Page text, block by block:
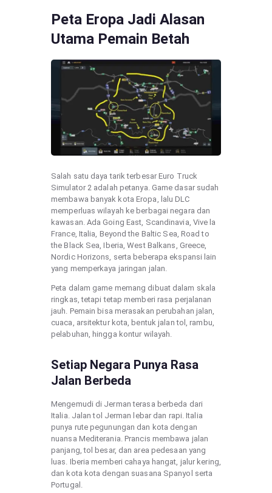
Peta Eropa Jadi Alasan
Utama Pemain Betah
Salah satu daya tarik terbesar Euro Truck
Simulator 2 adalah petanya. Game dasar sudah
membawa banyak kota Eropa, lalu DLC
memperluas wilayah ke berbagai negara dan
kawasan. Ada Going East, Scandinavia, Vive la
France, Italia, Beyond the Baltic Sea, Road to
the Black Sea, Iberia, West Balkans, Greece,
Nordic Horizons, serta beberapa ekspansi lain
yang memperkaya jaringan jalan.
Peta dalam game memang dibuat dalam skala
ringkas, tetapi tetap memberi rasa perjalanan
jauh. Pemain bisa merasakan perubahan jalan,
cuaca, arsitektur kota, bentuk jalan tol, rambu,
pelabuhan, hingga kontur wilayah.
Setiap Negara Punya Rasa
Jalan Berbeda
Mengemudi di Jerman terasa berbeda dari
Italia. Jalan tol Jerman lebar dan rapi. Italia
punya rute pegunungan dan kota dengan
nuansa Mediterania. Prancis membawa jalan
panjang, tol besar, dan area pedesaan yang
luas. Iberia memberi cahaya hangat, jalur kering,
dan kota kota dengan suasana Spanyol serta
Portugal.